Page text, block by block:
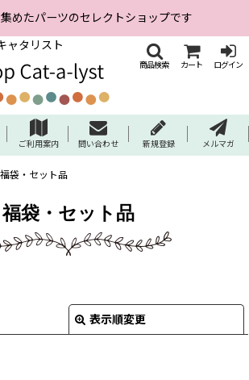
めたパーツのセレクトショップです
ャタリスト
商品検索 カート ログイン
ご利用案内 問い合わせ 新規登録 メルマガ
福袋・セット品
福袋・セット品
表示順変更